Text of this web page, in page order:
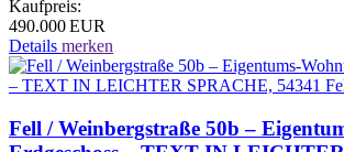
Kaufpreis:
490.000 EUR
Details merken
Fell / Weinbergstraße 50b –